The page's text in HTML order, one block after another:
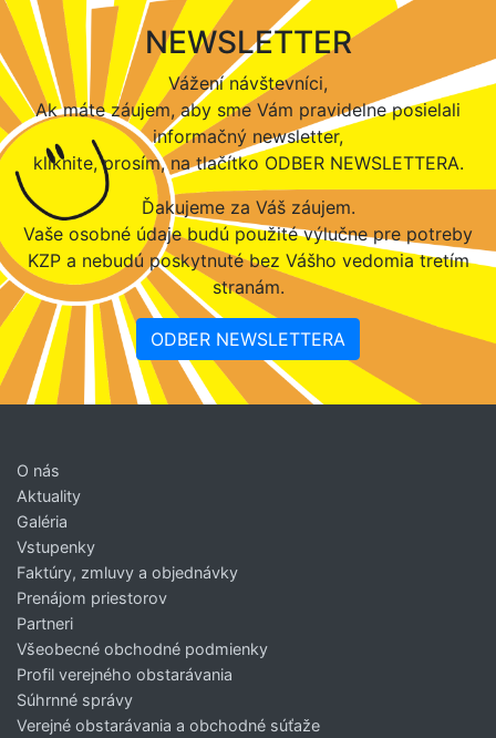
NEWSLETTER
Vážení návštevníci,
Ak máte záujem, aby sme Vám pravidelne posielali
informačný newsletter,
kliknite, prosím, na tlačítko ODBER NEWSLETTERA.
Ďakujeme za Váš záujem.
Vaše osobné údaje budú použité výlučne pre potreby
KZP a nebudú poskytnuté bez Vášho vedomia tretím
stranám.
ODBER NEWSLETTERA
O nás
Aktuality
Galéria
Vstupenky
Faktúry, zmluvy a objednávky
Prenájom priestorov
Partneri
Všeobecné obchodné podmienky
Profil verejného obstarávania
Súhrnné správy
Verejné obstarávania a obchodné súťaže